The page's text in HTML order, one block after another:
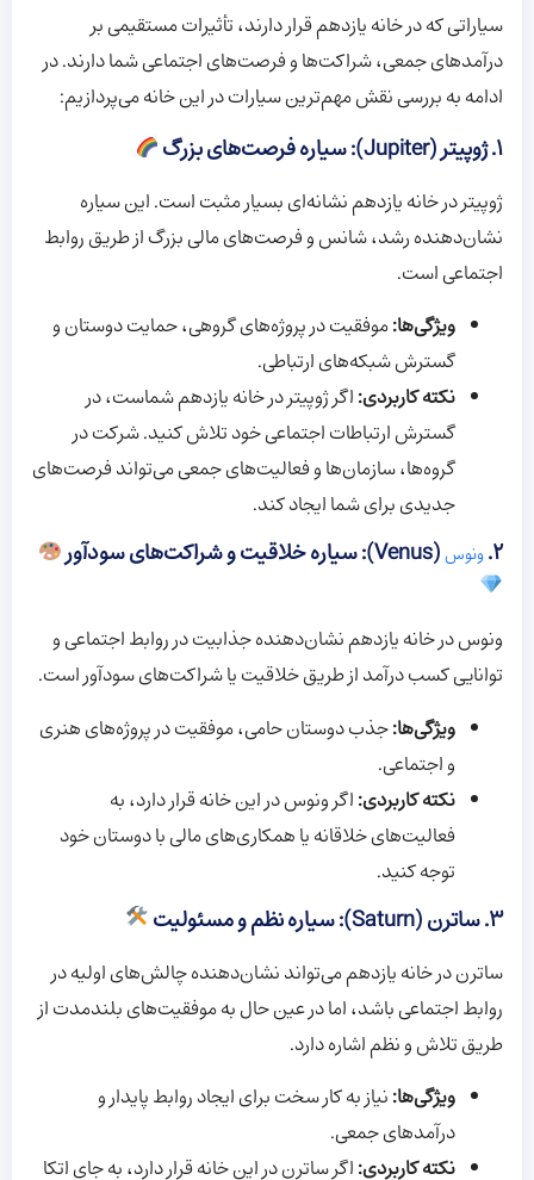
سیاراتی که در خانه یازدهم قرار دارند، تأثیرات مستقیمی بر
درآمدهای جمعی، شراکت‌ها و فرصت‌های اجتماعی شما دارند. در
ادامه به بررسی نقش مهم‌ترین سیارات در این خانه می‌پردازیم:
۱. ژوپیتر (Jupiter): سیاره فرصت‌های بزرگ
ژوپیتر در خانه یازدهم نشانه‌ای بسیار مثبت است. این سیاره
نشان‌دهنده رشد، شانس و فرصت‌های مالی بزرگ از طریق روابط
اجتماعی است.
ویژگی‌ها:موفقیت در پروژه‌های گروهی، حمایت دوستان و
گسترش شبکه‌های ارتباطی.
نکته کاربردی:اگر ژوپیتر در خانه یازدهم شماست، در
گسترش ارتباطات اجتماعی خود تلاش کنید. شرکت در
گروه‌ها، سازمان‌ها و فعالیت‌های جمعی می‌تواند فرصت‌های
جدیدی برای شما ایجاد کند.
۲. ونوس(Venus): سیاره خلاقیت و شراکت‌های سودآور
ونوس در خانه یازدهم نشان‌دهنده جذابیت در روابط اجتماعی و
توانایی کسب درآمد از طریق خلاقیت یا شراکت‌های سودآور است.
ویژگی‌ها:جذب دوستان حامی، موفقیت در پروژه‌های هنری
و اجتماعی.
نکته کاربردی:اگر ونوس در این خانه قرار دارد، به
فعالیت‌های خلاقانه یا همکاری‌های مالی با دوستان خود
توجه کنید.
۳. ساترن (Saturn): سیاره نظم و مسئولیت
ساترن در خانه یازدهم می‌تواند نشان‌دهنده چالش‌های اولیه در
روابط اجتماعی باشد، اما در عین حال به موفقیت‌های بلندمدت از
طریق تلاش و نظم اشاره دارد.
ویژگی‌ها:نیاز به کار سخت برای ایجاد روابط پایدار و
درآمدهای جمعی.
نکته کاربردی:اگر ساترن در این خانه قرار دارد، به جای اتکا